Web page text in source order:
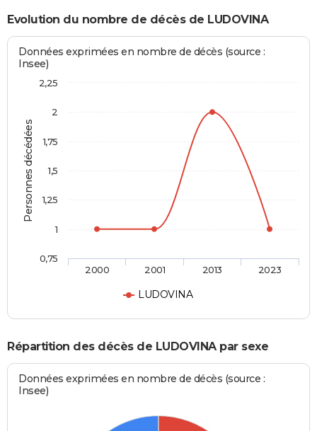
Evolution du nombre de décès de LUDOVINA
Personnes décédées
Données exprimées en nombre de décès (source :
Insee)
LUDOVINA
2000 2001 2013 2023
0,75
1
1,25
1,5
1,75
2
2,25
Répartition des décès de LUDOVINA par sexe
Données exprimées en nombre de décès (source :
Insee)